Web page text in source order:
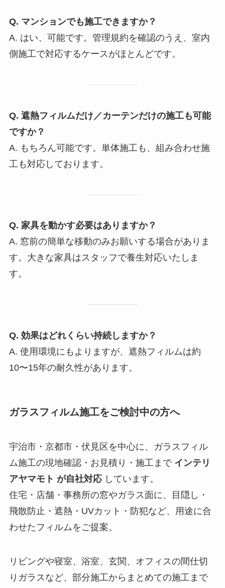
Q. マンションでも施工できますか？
A. はい、可能です。管理規約を確認のうえ、室内
側施工で対応するケースがほとんどです。
Q. 遮熱フィルムだけ／カーテンだけの施工も可能
ですか？
A. もちろん可能です。単体施工も、組み合わせ施
工も対応しております。
Q. 家具を動かす必要はありますか？
A. 窓前の簡単な移動のみお願いする場合がありま
す。大きな家具はスタッフで養生対応いたしま
す。
Q. 効果はどれくらい持続しますか？
A. 使用環境にもよりますが、遮熱フィルムは約
10〜15年の耐久性があります。
ガラスフィルム施工をご検討中の方へ
宇治市・京都市・伏見区を中心に、ガラスフィル
ム施工の現地確認・お見積り・施工まで インテリ
アヤマモト が自社対応しています。
住宅・店舗・事務所の窓やガラス面に、目隠し・
飛散防止・遮熱・UVカット・防犯など、用途に合
わせたフィルムをご提案。
リビングや寝室、浴室、玄関、オフィスの間仕切
りガラスなど、部分施工からまとめての施工まで